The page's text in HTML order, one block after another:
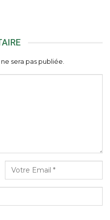
sera pas publiée.